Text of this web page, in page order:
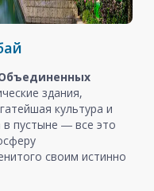
здания,
культура и
пустыне ― все это
своим истинно